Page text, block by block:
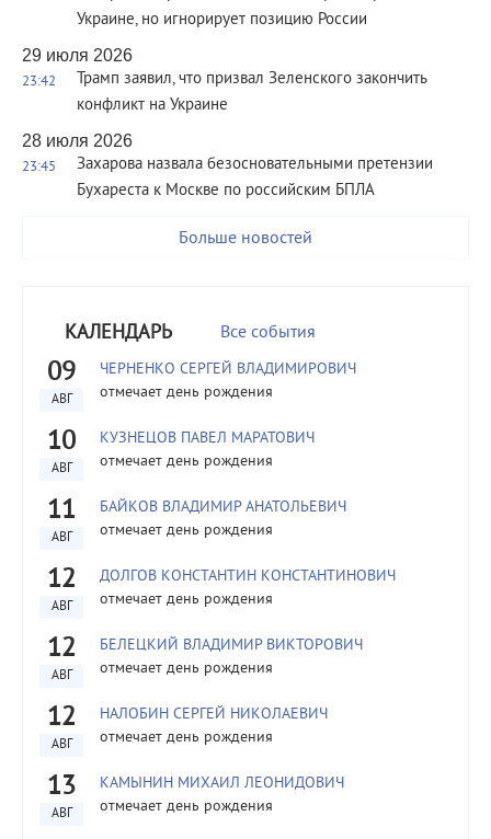
Украине, но игнорирует позицию России
29 июля 2026
23:42
Трамп заявил, что призвал Зеленского закончить
конфликт на Украине
28 июля 2026
23:45
Захарова назвала безосновательными претензии
Бухареста к Москве по российским БПЛА
Больше новостей
КАЛЕНДАРЬ Все события
09
АВГ
ЧЕРНЕНКО СЕРГЕЙ ВЛАДИМИРОВИЧ
отмечает день рождения
10
АВГ
КУЗНЕЦОВ ПАВЕЛ МАРАТОВИЧ
отмечает день рождения
11
АВГ
БАЙКОВ ВЛАДИМИР АНАТОЛЬЕВИЧ
отмечает день рождения
12
АВГ
ДОЛГОВ КОНСТАНТИН КОНСТАНТИНОВИЧ
отмечает день рождения
12
АВГ
БЕЛЕЦКИЙ ВЛАДИМИР ВИКТОРОВИЧ
отмечает день рождения
12
АВГ
НАЛОБИН СЕРГЕЙ НИКОЛАЕВИЧ
отмечает день рождения
13
АВГ
КАМЫНИН МИХАИЛ ЛЕОНИДОВИЧ
отмечает день рождения